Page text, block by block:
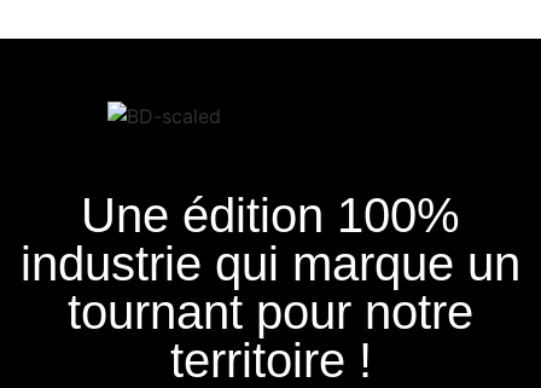
Une édition 100%
industrie qui marque un
tournant pour notre
territoire !